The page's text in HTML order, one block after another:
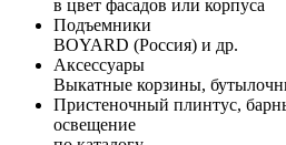
в цвет фасадов или корпуса
Подъемники
BOYARD (Россия) и др.
Аксессуары
Выкатные корзины,
Пристеночный плинтус,
освещение